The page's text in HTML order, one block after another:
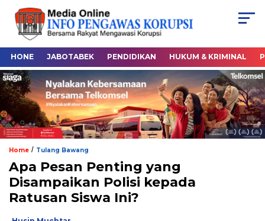
HONE JABOTABEK PENDIDIKAN HUKUM & KRIMINAL
Home / Tulang Bawang
Apa Pesan Penting yang
Disampaikan Polisi kepada
Ratusan Siswa Ini?